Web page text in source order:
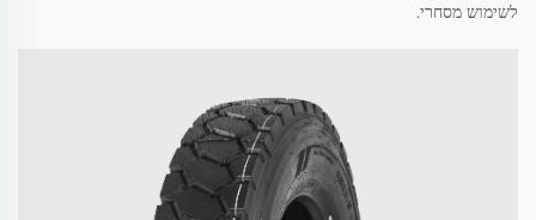
לשימוש מסחרי.